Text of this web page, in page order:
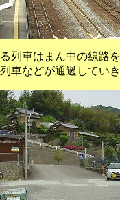
車はまん中の線
車などが通過していき